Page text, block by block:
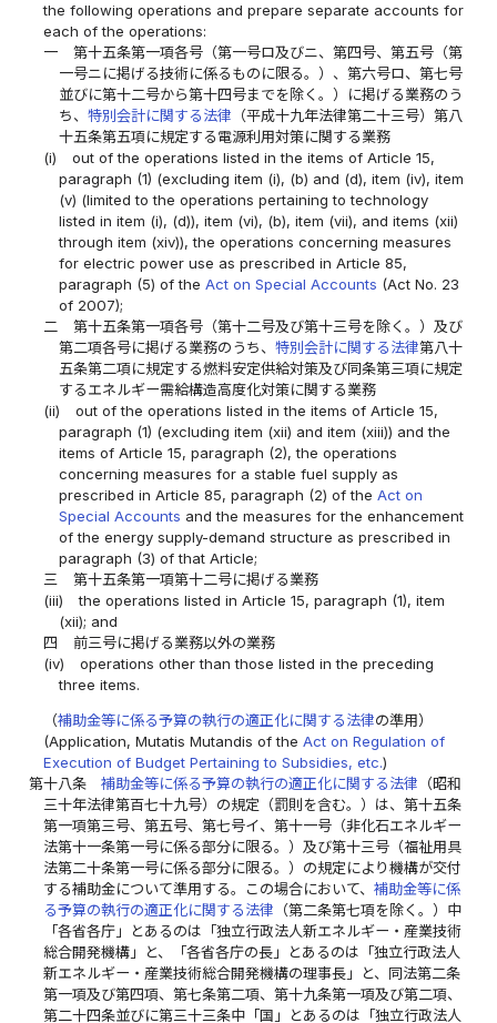
the following operations and prepare separate accounts for
each of the operations:
一
第十五条第一項各号（第一号ロ及びニ、第四号、第五号（第
一号ニに掲げる技術に係るものに限る。）、第六号ロ、第七号
並びに第十二号から第十四号までを除く。）に掲げる業務のう
ち、 特別会計に関する法律 （平成十九年法律第二十三号）第八
十五条第五項に規定する電源利用対策に関する業務
(i)
out of the operations listed in the items of Article 15,
paragraph (1) (excluding item (i), (b) and (d), item (iv), item
(v) (limited to the operations pertaining to technology
listed in item (i), (d)), item (vi), (b), item (vii), and items (xii)
through item (xiv)), the operations concerning measures
for electric power use as prescribed in Article 85,
paragraph (5) of the Act on Special Accounts (Act No. 23
of 2007);
二
第十五条第一項各号（第十二号及び第十三号を除く。）及び
第二項各号に掲げる業務のうち、 特別会計に関する法律第八十
五条第二項に規定する燃料安定供給対策及び同条第三項に規定
するエネルギー需給構造高度化対策に関する業務
(ii)
out of the operations listed in the items of Article 15,
paragraph (1) (excluding item (xii) and item (xiii)) and the
items of Article 15, paragraph (2), the operations
concerning measures for a stable fuel supply as
prescribed in Article 85, paragraph (2) of the Act on
Special Accounts and the measures for the enhancement
of the energy supply-demand structure as prescribed in
paragraph (3) of that Article;
三
第十五条第一項第十二号に掲げる業務
(iii)
the operations listed in Article 15, paragraph (1), item
(xii); and
四
前三号に掲げる業務以外の業務
(iv)
operations other than those listed in the preceding
three items.
（補助金等に係る予算の執行の適正化に関する法律の準用）
(Application, Mutatis Mutandis of theAct on Regulation of
Execution of Budget Pertaining to Subsidies, etc.)
第十八条
補助金等に係る予算の執行の適正化に関する法律 （昭和
三十年法律第百七十九号）の規定（罰則を含む。）は、第十五条
第一項第三号、第五号、第七号イ、第十一号（非化石エネルギー
法第十一条第一号に係る部分に限る。）及び第十三号（福祉用具
法第二十条第一号に係る部分に限る。）の規定により機構が交付
する補助金について準用する。この場合において、補助金等に係
る予算の執行の適正化に関する法律 （第二条第七項を除く。）中
「各省各庁」とあるのは「独立行政法人新エネルギー・産業技術
総合開発機構」と、「各省各庁の長」とあるのは「独立行政法人
新エネルギー・産業技術総合開発機構の理事長」と、同法第二条
第一項及び第四項、第七条第二項、第十九条第一項及び第二項、
第二十四条並びに第三十三条中「国」とあるのは「独立行政法人